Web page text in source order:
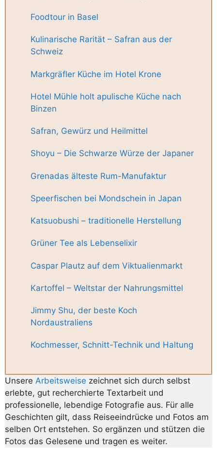
Foodtour in Basel
Kulinarische Rarität – Safran aus der
Schweiz
Markgräfler Küche im Hotel Krone
Hotel Mühle holt apulische Küche nach
Binzen
Safran, Gewürz und Heilmittel
Shoyu – Die Schwarze Würze der Japaner
Grenadas älteste Rum-Manufaktur
Speerfischen bei Mondschein in Japan
Katsuobushi – traditionelle Herstellung
Grüner Tee als Lebenselixir
Caspar Plautz auf dem Viktualienmarkt
Kartoffel – Weltstar der Nahrungsmittel
Jimmy Shu, der beste Koch
Nordaustraliens
Kochmesser, Schnitt-Technik und Haltung
Unsere Arbeitsweise zeichnet sich durch selbst
erlebte, gut recherchierte Textarbeit und
professionelle, lebendige Fotografie aus. Für alle
Geschichten gilt, dass Reiseeindrücke und Fotos am
selben Ort entstehen. So ergänzen und stützen die
Fotos das Gelesene und tragen es weiter.